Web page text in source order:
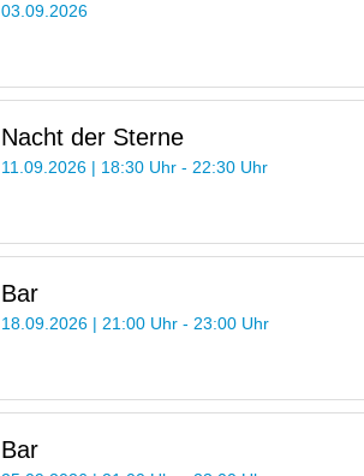
03.09.2026
Nacht der Sterne
11.09.2026 | 18:30 Uhr - 22:30 Uhr
Bar
18.09.2026 | 21:00 Uhr - 23:00 Uhr
Bar